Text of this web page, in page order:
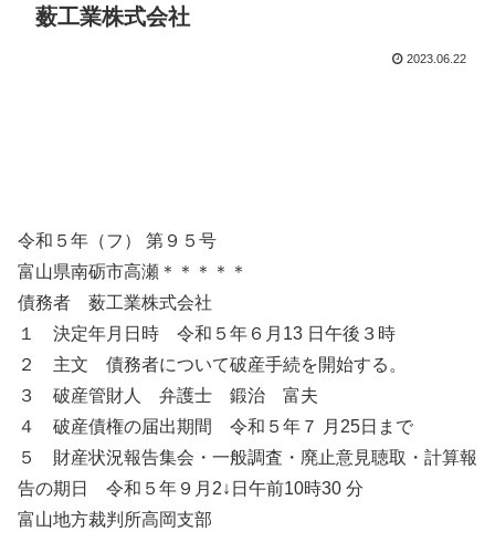
薮工業株式会社
2023.06.22
令和５年（フ） 第９５号
富山県南砺市高瀬＊＊＊＊＊
債務者 薮工業株式会社
１ 決定年月日時 令和５年６月13 日午後３時
２ 主文 債務者について破産手続を開始する。
３ 破産管財人 弁護士 鍛治 富夫
４ 破産債権の届出期間 令和５年７ 月25日まで
５ 財産状況報告集会・一般調査・廃止意見聴取・計算報
告の期日 令和５年９月2↓日午前10時30 分
富山地方裁判所高岡支部